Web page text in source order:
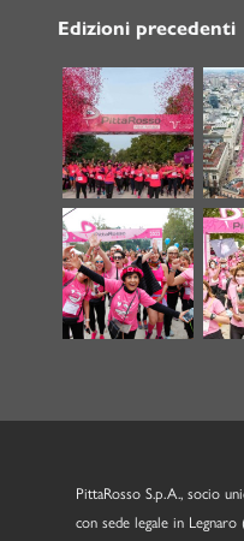
Edizioni precedenti
PittaRosso S.p.A., socio
con sede legale in Legnaro